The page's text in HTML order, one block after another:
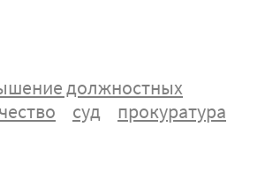
должностных
суд прокуратура